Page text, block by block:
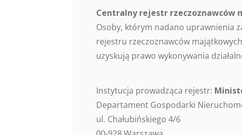
Centralny rejestr rzeczoznawców
Osoby, którym nadano uprawnienia
rejestru rzeczoznawców
uzyskują prawo wykonywania
Instytucja prowadząca rejestr:
Departament Gospodarki
ul. Chałubińskiego 4/6